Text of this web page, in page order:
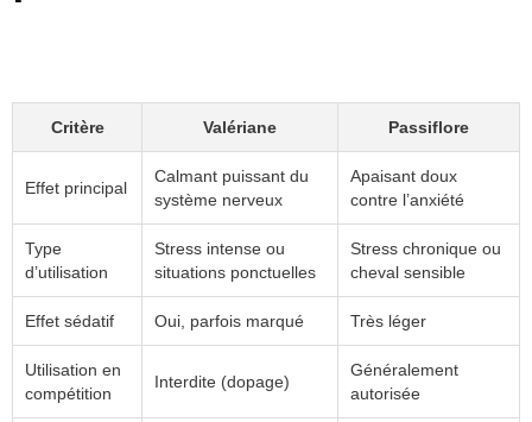
Critère Valériane Passiflore
Effet principal
Calmant puissant du
système nerveux
Apaisant doux
contre l’anxiété
Type
d’utilisation
Stress intense ou
situations ponctuelles
Stress chronique ou
cheval sensible
Effet sédatif Oui, parfois marqué Très léger
Utilisation en
compétition
Interdite (dopage)
Généralement
autorisée